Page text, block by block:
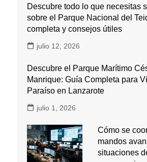
Descubre todo lo que necesitas
sobre el Parque Nacional del
completa y consejos útiles
julio 12, 2026
Descubre el Parque Marítimo
Manrique: Guía Completa para
Paraíso en Lanzarote
julio 1, 2026
Cómo se
mandos
situaciones